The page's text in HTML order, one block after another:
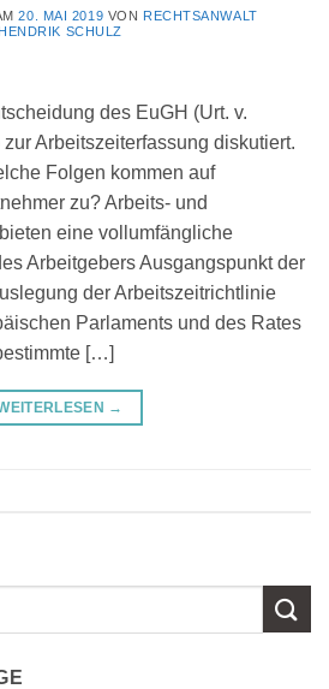
20. MAI 2019 VON RECHTSANWALT
HENDRIK SCHULZ
des EuGH (Urt. v.
Arbeitszeiterfassung diskutiert.
Folgen kommen auf
zu? Arbeits- und
eine vollumfängliche
Arbeitgebers Ausgangspunkt der
der Arbeitszeitrichtlinie
Parlaments und des Rates
[…]
→